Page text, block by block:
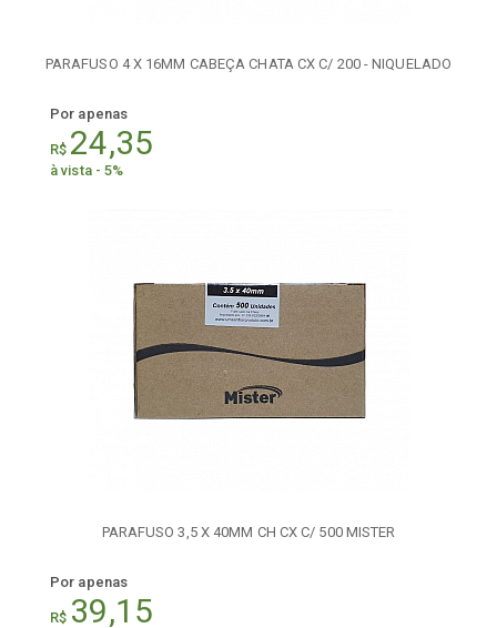
PARAFUSO 4 X 16MM CABEÇA CHATA CX C/ 200 - NIQUELADO
Por apenas
R$ 24,35
à vista - 5%
PARAFUSO 3,5 X 40MM CH CX C/ 500 MISTER
Por apenas
R$ 39,15